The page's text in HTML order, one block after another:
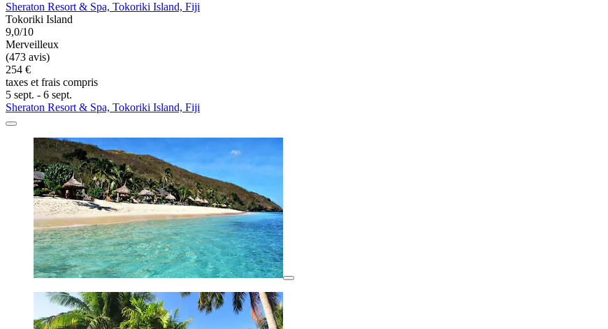
Sheraton Resort & Spa, Tokoriki Island, Fiji
Tokoriki Island
9,0/10
Merveilleux
(473 avis)
254 €
taxes et frais compris
5 sept. - 6 sept.
Sheraton Resort & Spa, Tokoriki Island, Fiji